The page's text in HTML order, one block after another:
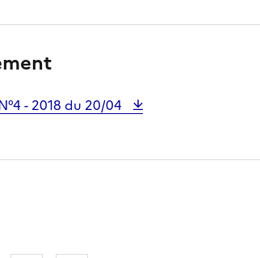
- 2018 du 20/04